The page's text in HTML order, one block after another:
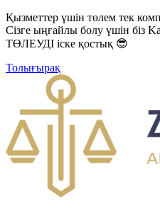
Қызметтер үшін төлем тек
Сізге ыңғайлы болу үшін біз
ТӨЛЕУДІ іске қостық 😎
Толығырақ